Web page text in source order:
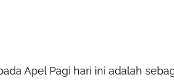
Apel Pagi hari ini adalah